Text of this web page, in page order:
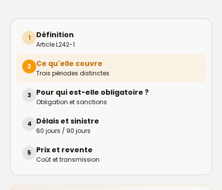
1 Définition
Article L242-1
2 Ce qu'elle couvre
Trois périodes distinctes
3 Pour qui est-elle obligatoire ?
Obligation et sanctions
4 Délais et sinistre
60 jours / 90 jours
5 Prix et revente
Coût et transmission